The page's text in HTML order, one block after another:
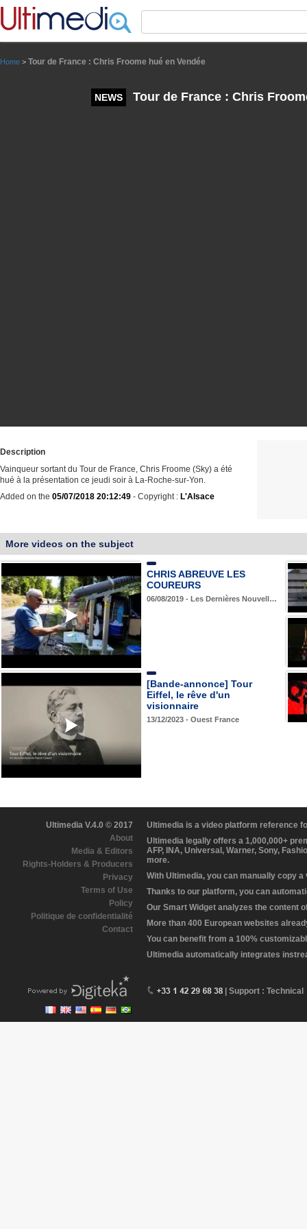
Home > Tour de France : Chris Froome hué en Vendée
NEWS Tour de France : Chris
Description
Vainqueur sortant du Tour de France, Chris Froome (Sky) a été
hué à la présentation ce jeudi soir à La-Roche-sur-Yon.
Added on the 05/07/2018 20:12:49 - Copyright : L'Alsace
More videos on the subject
CHRIS ABREUVE LES
COUREURS
06/08/2019 - Les Dernières Nouvell…
[Bande-annonce] Tour
Eiffel, le rêve d'un
visionnaire
13/12/2023 - Ouest France
Ultimedia V.4.0 © 2017
About
Media & Editors
Rights-Holders & Producers
Privacy
Terms of Use
Policy
Politique de confidentialité
Contact
Ultimedia is a video platform reference
Ultimedia legally offers a 1,000,000+
AFP, INA, Universal, Warner, Sony,
more.
With Ultimedia, you can manually copy
Thanks to our platform, you can
Our Smart Widget analyzes the content
More than 400 European websites
You can benefit from a 100%
Ultimedia automatically integrates
| Support : Technical
Panneau de gestion des cookies